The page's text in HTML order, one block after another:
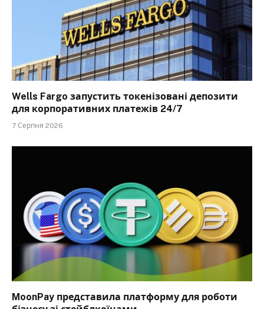
Wells Fargo запустить токенізовані депозити
для корпоративних платежів 24/7
7 Серпня 2026
MoonPay представила платформу для роботи